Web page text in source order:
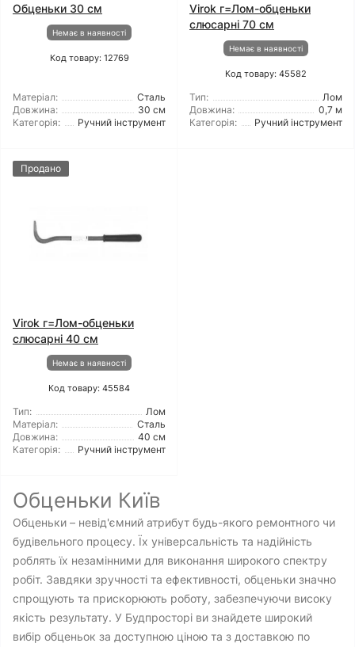
Обценьки 30 см
Немає в наявності
Код товару: 12769
Матеріал:
Сталь
Довжина:
30 см
Категорія:
Ручний інструмент
Virok г=Лом-обценьки
слюсарні 70 см
Немає в наявності
Код товару: 45582
Тип:
Лом
Довжина:
0,7 м
Категорія:
Ручний інструмент
Продано
Virok г=Лом-обценьки
слюсарні 40 см
Немає в наявності
Код товару: 45584
Тип:
Лом
Матеріал:
Сталь
Довжина:
40 см
Категорія:
Ручний інструмент
Обценьки Київ
Обценьки – невід'ємний атрибут будь-якого ремонтного чи
будівельного процесу. Їх універсальність та надійність
роблять їх незамінними для виконання широкого спектру
робіт. Завдяки зручності та ефективності, обценьки значно
спрощують та прискорюють роботу, забезпечуючи високу
якість результату. У Будпросторі ви знайдете широкий
вибір обценьок за доступною ціною та з доставкою по